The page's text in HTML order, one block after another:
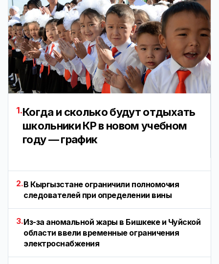
1.Когда и сколько будут отдыхать
школьники КР в новом учебном
году — график
2.В Кыргызстане ограничили полномочия
следователей при определении вины
3.Из-за аномальной жары в Бишкеке и Чуйской
области ввели временные ограничения
электроснабжения